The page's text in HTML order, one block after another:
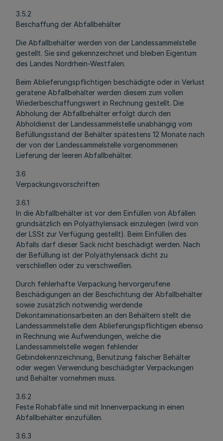
3.5.2
Beschaffung der Abfallbehälter
Die Abfallbehälter werden von der Landessammelstelle
gestellt. Sie sind gekennzeichnet und bleiben Eigentum
des Landes Nordrhein-Westfalen.
Beim Ablieferungspflichtigen beschädigte oder in Verlust
geratene Abfallbehälter werden diesem zum vollen
Wiederbeschaffungswert in Rechnung gestellt. Die
Abholung der Abfallbehälter erfolgt durch den
Abholdienst der Landessammelstelle unabhängig vom
Befüllungsstand der Behälter spätestens 12 Monate nach
der von der Landessammelstelle vorgenommenen
Lieferung der leeren Abfallbehälter.
3.6
Verpackungsvorschriften
3.6.1
In die Abfallbehälter ist vor dem Einfüllen von Abfällen
grundsätzlich ein Polyäthylensack einzulegen (wird von
der LSSt zur Verfügung gestellt). Beim Einfüllen des
Abfalls darf dieser Sack nicht beschädigt werden. Nach
der Befüllung ist der Polyäthylensack dicht zu
verschließen oder zu verschweißen.
Durch fehlerhafte Verpackung hervorgerufene
Beschädigungen an der Beschichtung der Abfallbehälter
sowie zusätzlich notwendig werdende
Dekontaminationsarbeiten an den Behältern stellt die
Landessammelstelle dem Ablieferungspflichtigen ebenso
in Rechnung wie Aufwendungen, welche die
Landessammelstelle wegen fehlender
Gebindekennzeichnung, Benutzung falscher Behälter
oder wegen Verwendung beschädigter Verpackungen
und Behälter vornehmen muss.
3.6.2
Feste Rohabfälle sind mit Innenverpackung in einen
Abfallbehälter einzufüllen.
3.6.3